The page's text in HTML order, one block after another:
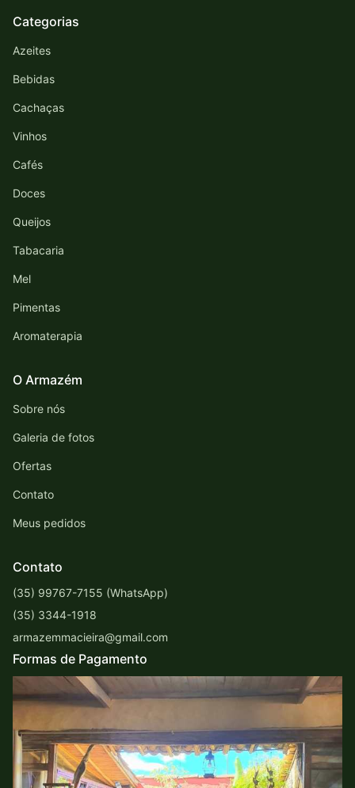
Categorias
Azeites
Bebidas
Cachaças
Vinhos
Cafés
Doces
Queijos
Tabacaria
Mel
Pimentas
Aromaterapia
O Armazém
Sobre nós
Galeria de fotos
Ofertas
Contato
Meus pedidos
Contato
(35) 99767-7155 (WhatsApp)
(35) 3344-1918
armazemmacieira@gmail.com
Formas de Pagamento